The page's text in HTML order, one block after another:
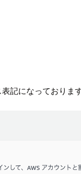
記になっておりま